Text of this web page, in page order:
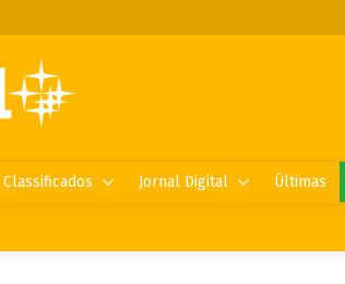
Classificados Jornal Digital Últimas